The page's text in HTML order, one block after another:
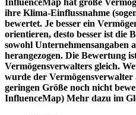
ihre Klima-Einflussnahme
bewertet. Je besser ein
orientieren, desto besser ist die
sowohl Unternehmensangaben
herangezogen. Die Bewertung
Vermögensverwalters gleich.
wurde der
geringen Größe noch nicht
InfluenceMap) Mehr dazu im